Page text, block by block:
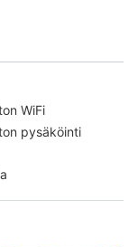
WiFi
pysäköinti